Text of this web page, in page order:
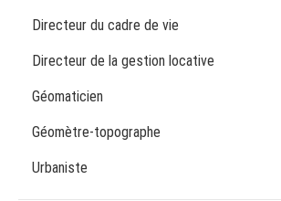
Directeur du cadre de vie
Directeur de la gestion locative
Géomaticien
Géomètre-topographe
Urbaniste